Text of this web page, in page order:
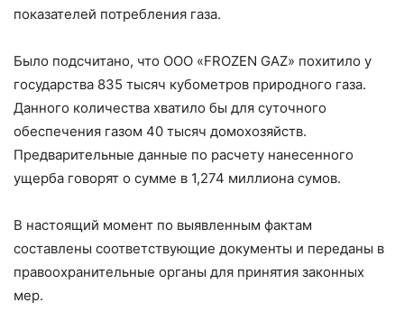
показателей потребления газа.
Было подсчитано, что ООО «FROZEN GAZ» похитило у
государства 835 тысяч кубометров природного газа.
Данного количества хватило бы для суточного
обеспечения газом 40 тысяч домохозяйств.
Предварительные данные по расчету нанесенного
ущерба говорят о сумме в 1,274 миллиона сумов.
В настоящий момент по выявленным фактам
составлены соответствующие документы и переданы в
правоохранительные органы для принятия законных
мер.